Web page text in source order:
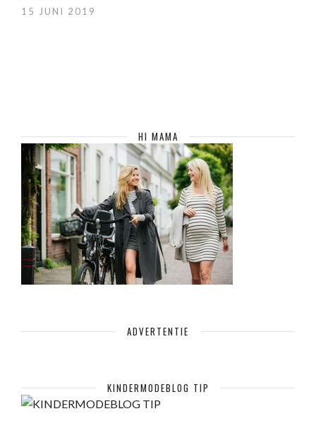
15 JUNI 2019
HI MAMA
ADVERTENTIE
KINDERMODEBLOG TIP